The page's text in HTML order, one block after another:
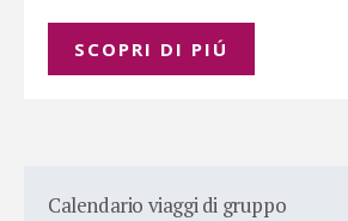
SCOPRI DI PIÚ
Calendario viaggi di gruppo